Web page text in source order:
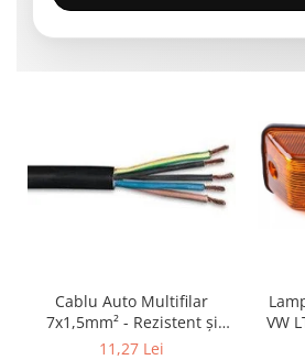
Cablu Auto Multifilar
7x1,5mm² - Rezistent și
Flexibil pentru Remorci 12V-
11,27 Lei
VW